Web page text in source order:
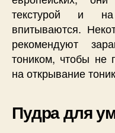
текстурой и
впитываются.
рекомендуют
тоником, чтобы не
на открывание
Пудра для